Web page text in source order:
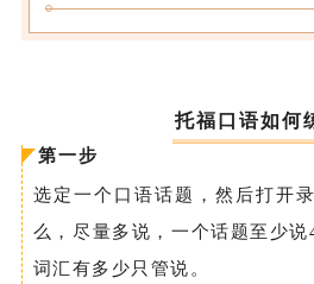
托福口语如何
第一步
选定一个口语话题，然后打开
么，尽量多说，一个话题至少
词汇有多少只管说。